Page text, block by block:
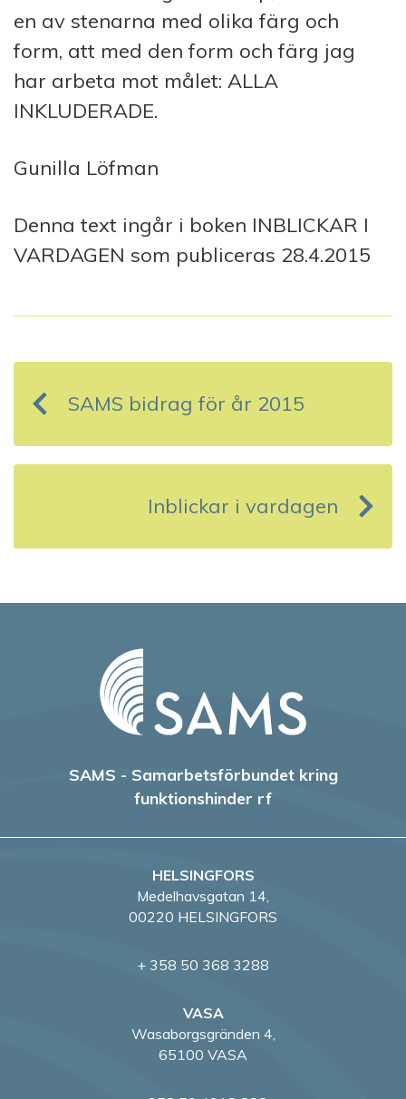
en av stenarna med olika färg och
form, att med den form och färg jag
har arbeta mot målet: ALLA
INKLUDERADE.
Gunilla Löfman
Denna text ingår i boken INBLICKAR I
VARDAGEN som publiceras 28.4.2015
n
ä
n
r
SAMS bidrag för år 2015
Inblickar i vardagen
SAMS - Samarbetsförbundet kring
funktionshinder rf
HELSINGFORS
Medelhavsgatan 14,
00220 HELSINGFORS
+ 358 50 368 3288
VASA
Wasaborgsgränden 4,
65100 VASA